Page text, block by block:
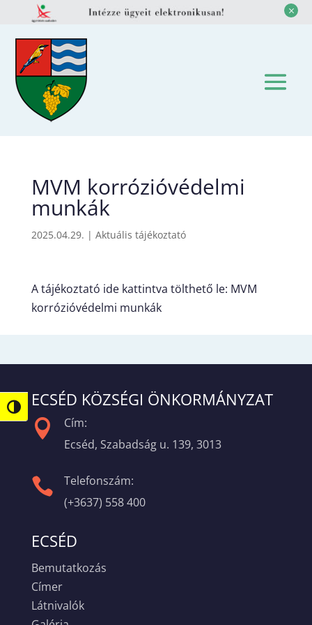
Nagy kontraszt váltása
M
MVM korrózióvédelmi
munkák
2025.04.29. | Aktuális tájékoztató
A tájékoztató ide kattintva tölthető le: MVM
korrózióvédelmi munkák
ECSÉD KÖZSÉGI ÖNKORMÁNYZAT

Cím:
Ecséd, Szabadság u. 139, 3013

Telefonszám:
(+3637) 558 400
ECSÉD
Bemutatkozás
Címer
Látnivalók